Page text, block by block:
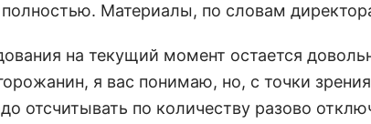
полностью. Материалы, по словам
на текущий момент остается
я вас понимаю, но, с точки зрения
отсчитывать по количеству разово